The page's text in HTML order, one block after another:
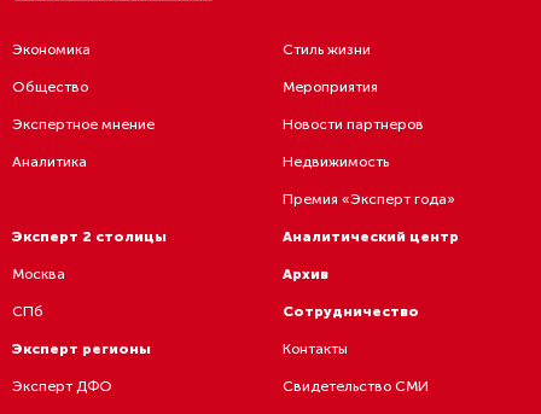
Материал входит в
Экономика
Общество
Экспертное мнение
Аналитика
Стиль жизни
Мероприятия
Новости партнеров
Недвижимость
Премия «Эксперт года»
Эксперт 2 столицы
Москва
СПб
Эксперт регионы
Эксперт ДФО
Аналитический центр
Архив
Сотрудничество
Контакты
Свидетельство СМИ